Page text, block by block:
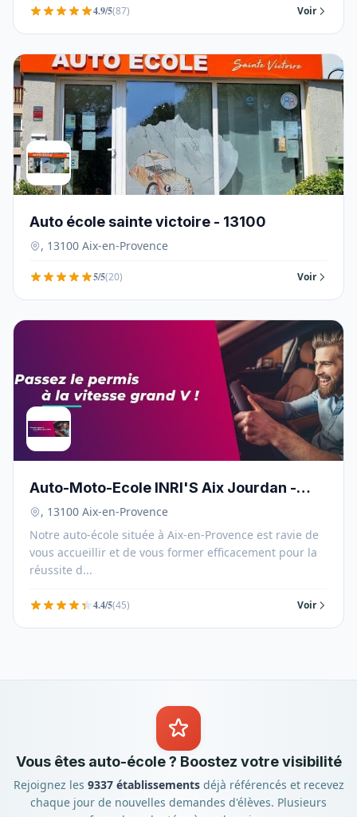
4.9/5(87) Voir
Auto école sainte victoire - 13100
, 13100 Aix-en-Provence
5/5(20) Voir
Auto-Moto-Ecole INRI'S Aix Jourdan -
13100
, 13100 Aix-en-Provence
Notre auto-école située à Aix-en-Provence est ravie de
vous accueillir et de vous former efficacement pour la
réussite d...
4.4/5(45) Voir
Vous êtes auto-école ? Boostez votre visibilité
Rejoignez les 9337 établissementsdéjà référencés et recevez
chaque jour de nouvelles demandes d'élèves. Plusieurs